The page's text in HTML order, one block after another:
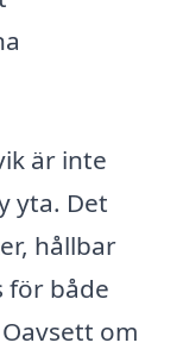
är inte
yta. Det
hållbar
för både
om